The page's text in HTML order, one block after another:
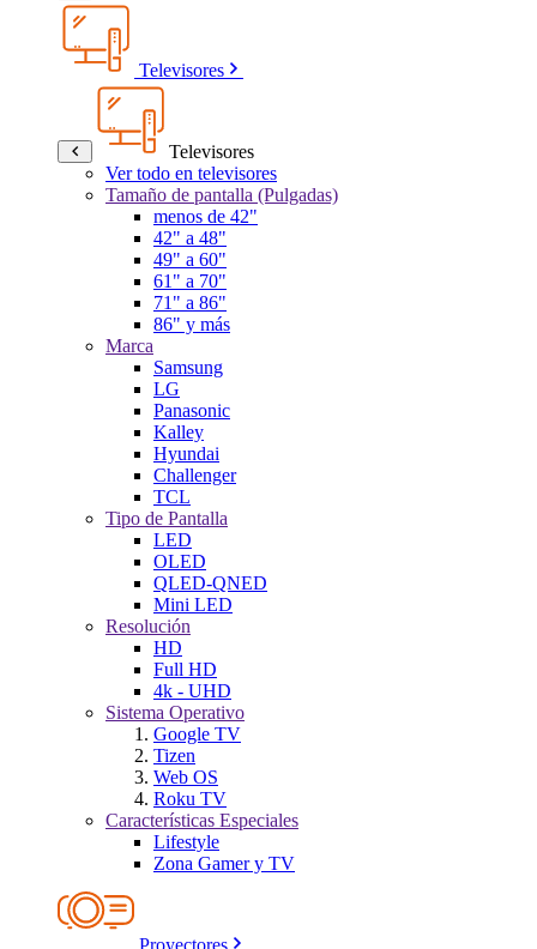
Televisores
Televisores
Ver todo en televisores
Tamaño de pantalla (Pulgadas)
menos de 42"
42" a 48"
49" a 60"
61" a 70"
71" a 86"
86" y más
Marca
Samsung
LG
Panasonic
Kalley
Hyundai
Challenger
TCL
Tipo de Pantalla
LED
OLED
QLED-QNED
Mini LED
Resolución
HD
Full HD
4k - UHD
Sistema Operativo
Google TV
Tizen
Web OS
Roku TV
Características Especiales
Lifestyle
Zona Gamer y TV
Proyectores